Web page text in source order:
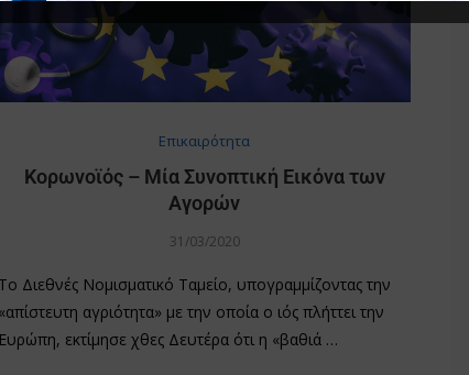
Επικαιρότητα
Κορωνοϊός – Μία Συνοπτική Εικόνα των
Αγορών
31/03/2020
Το Διεθνές Νομισματικό Ταμείο, υπογραμμίζοντας την
«απίστευτη αγριότητα» με την οποία ο ιός πλήττει την
Ευρώπη, εκτίμησε χθες Δευτέρα ότι η «βαθιά …